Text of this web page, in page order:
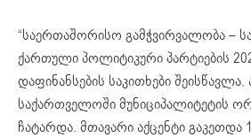
“საერთაშორისო გამჭვირვალობა –
ქართული პოლიტიკური პარტიების
დაფინანსების საკითხები
საქართველოში მუნიციპალიტეტის
ჩატარდა. მთავარი აქცენტი გაკეთდა